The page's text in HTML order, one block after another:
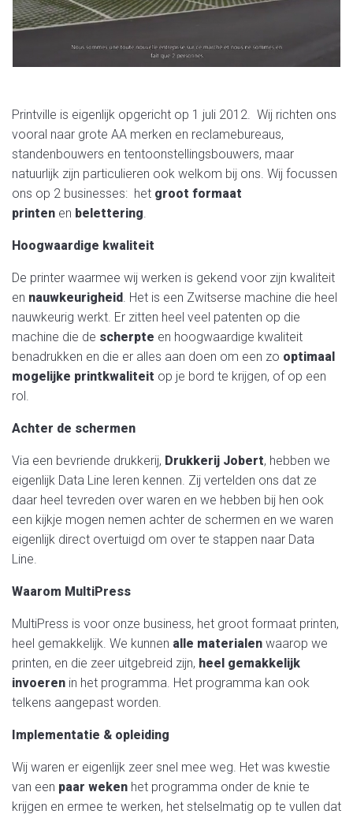
Printville is eigenlijk opgericht op 1 juli 2012. Wij richten ons
vooral naar grote AA merken en reclamebureaus,
standenbouwers en tentoonstellingsbouwers, maar
natuurlijk zijn particulieren ook welkom bij ons. Wij focussen
ons op 2 businesses: het groot formaat
printen en belettering.
Hoogwaardige kwaliteit
De printer waarmee wij werken is gekend voor zijn kwaliteit
en nauwkeurigheid. Het is een Zwitserse machine die heel
nauwkeurig werkt. Er zitten heel veel patenten op die
machine die de scherpte en hoogwaardige kwaliteit
benadrukken en die er alles aan doen om een zo optimaal
mogelijke printkwaliteit op je bord te krijgen, of op een
rol.
Achter de schermen
Via een bevriende drukkerij, Drukkerij Jobert, hebben we
eigenlijk Data Line leren kennen. Zij vertelden ons dat ze
daar heel tevreden over waren en we hebben bij hen ook
een kijkje mogen nemen achter de schermen en we waren
eigenlijk direct overtuigd om over te stappen naar Data
Line.
Waarom MultiPress
MultiPress is voor onze business, het groot formaat printen,
heel gemakkelijk. We kunnen alle materialen waarop we
printen, en die zeer uitgebreid zijn, heel gemakkelijk
invoeren in het programma. Het programma kan ook
telkens aangepast worden.
Implementatie & opleiding
Wij waren er eigenlijk zeer snel mee weg. Het was kwestie
van een paar weken het programma onder de knie te
krijgen en ermee te werken, het stelselmatig op te vullen dat